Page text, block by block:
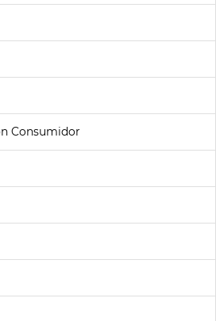
Consumidor